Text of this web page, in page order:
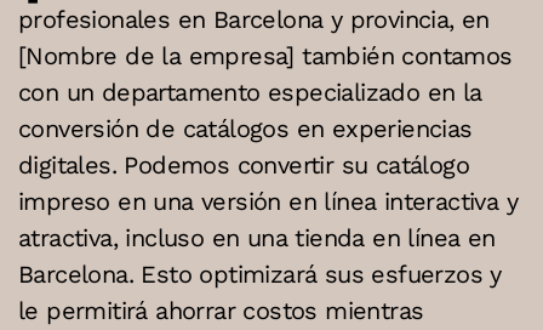
profesionales en Barcelona y provincia, en
[Nombre de la empresa] también contamos
con un departamento especializado en la
conversión de catálogos en experiencias
digitales. Podemos convertir su catálogo
impreso en una versión en línea interactiva y
atractiva, incluso en una tienda en línea en
Barcelona. Esto optimizará sus esfuerzos y
le permitirá ahorrar costos mientras